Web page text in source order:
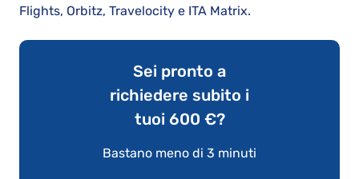
Flights, Orbitz, Travelocity e ITA Matrix.
Sei pronto a
richiedere subito i
tuoi 600 €?
Bastano meno di 3 minuti